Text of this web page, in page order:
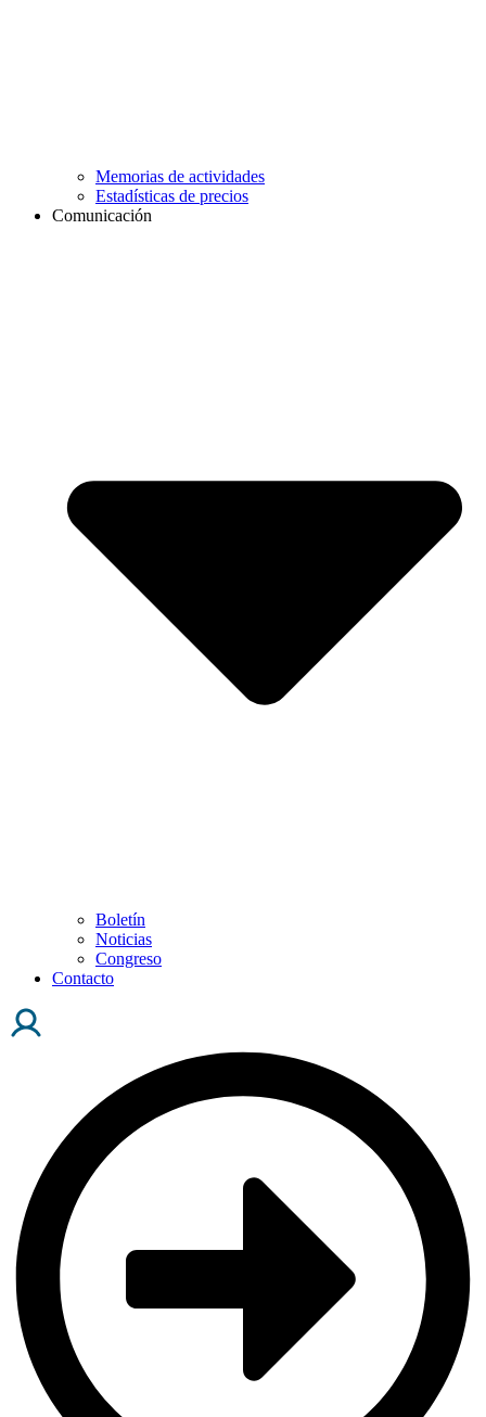
Memorias de actividades
Estadísticas de precios
Comunicación
Boletín
Noticias
Congreso
Contacto